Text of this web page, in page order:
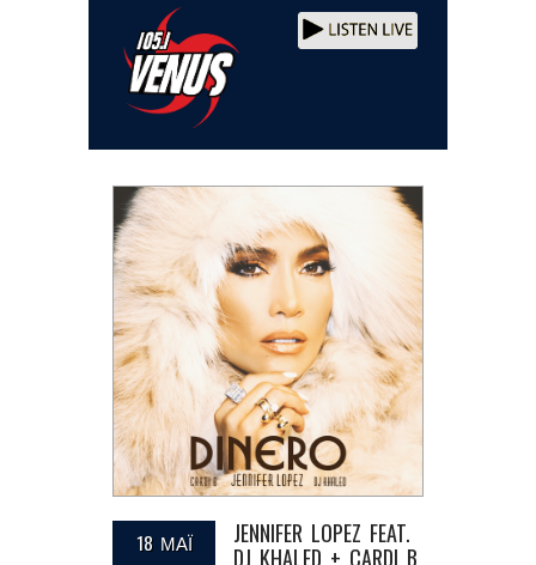
18 ΜΑΪ
JENNIFER LOPEZ FEAT.
DJ KHALED + CARDI B